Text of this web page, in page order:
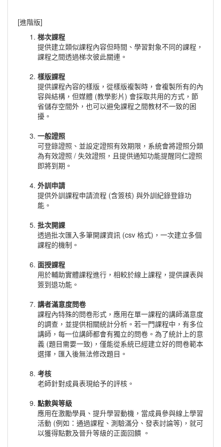
[進階版]
梯次課程
提供建立類似課程內容但時間、學習對象不同的課程，
課程之間透過梯次彼此關連。
樣版課程
提供課程內容的樣版，從樣版複製時，會複製所有的內
容與結構，但媒體 (教學影片) 會採取共用的方式，節
省儲存空間外，也可以避免課程之間教材不一致的困
擾。
一般證照
可登錄證照、並設定證照有效期限，系統會將證照分類
為有效證照 / 失效證照，且提供通知功能提醒同仁證照
即將到期。
外訓申請
提供外訓課程申請流程 (含簽核) 與外訓紀錄登錄功
能。
批次開課
透過批次匯入多筆開課資訊 (csv 格式)，一次建立多個
課程的機制。
面授課程
用於輔助實體課程進行，相較於線上課程，提供課表與
簽到退功能。
講者滿意度問卷
課程內特殊的問卷形式，應用在單一課程的講師滿意度
的調查，並提供相關統計分析。若一門課程中，有多位
講師，每一位講師都會有獨立的問卷。為了統計上的意
義 (題目需要一致)，僅能從系統已經建立好的問卷範本
選擇，匯入後無法修改題目。
考核
老師針對成員表現給予的評核。
點數與等級
應用在激勵學員、提升學習動機，當成員參與線上學習
活動 (例如：通過課程、測驗滿分、發表討論等)，就可
以獲得點數及晉升等級的正面回饋 。